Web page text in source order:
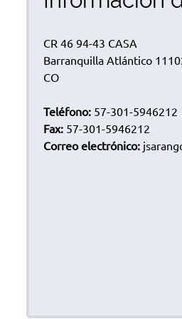
CR 46 94-43 CASA
Barranquilla Atlántico
CO
Teléfono: 57-301-5946212
Fax: 57-301-5946212
Correo electrónico: